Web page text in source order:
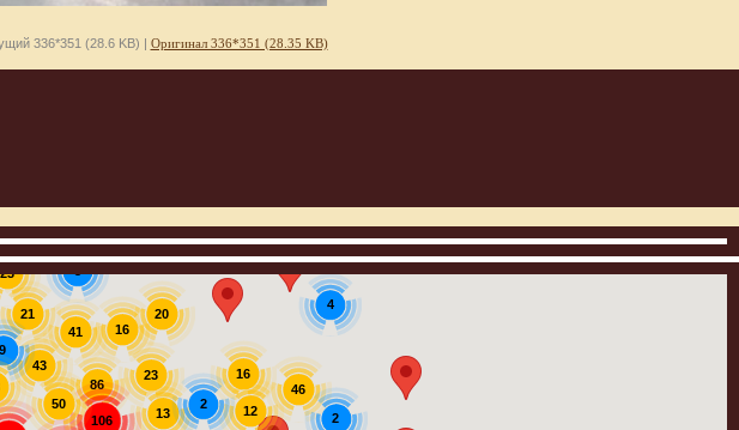
336*351 (28.6 KB) | Оригинал 336*351 (28.35 KB)
13
86
16
46
106
43
2
21 20
12
16
41
9
23
50
23
4
2